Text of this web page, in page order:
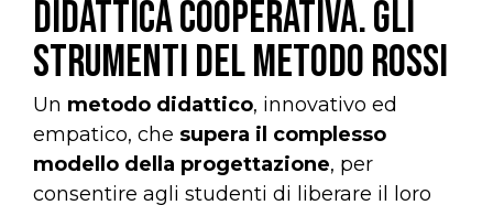
Didattica cooperativa. Gli
strumenti del Metodo Rossi
Un metodo didattico, innovativo ed
empatico, che supera il complesso
modello della progettazione, per
consentire agli studenti di liberare il loro